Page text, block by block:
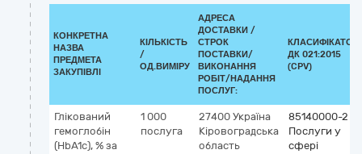
КОНКРЕТНА
НАЗВА
ПРЕДМЕТА
ЗАКУПІВЛІ
КІЛЬКІСТЬ
/
ОД.ВИМІРУ
АДРЕСА
ДОСТАВКИ /
СТРОК
ПОСТАВКИ/
ВИКОНАННЯ
РОБІТ/НАДАННЯ
ПОСЛУГ:
КЛАСИФІКАТОР
ДК 021:2015
(CPV)
Глікований
гемоглобін
(HbA1c), % за
1 000
послуга
27400 Україна
Кіровоградська
область
85140000-2
Послуги у
сфері